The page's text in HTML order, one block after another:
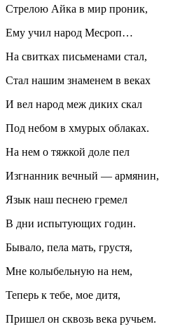
Стрелою Айка в мир проник,
Ему учил народ Месроп…
На свитках письменами стал,
Стал нашим знаменем в веках
И вел народ меж диких скал
Под небом в хмурых облаках.
На нем о тяжкой доле пел
Изгнанник вечный — армянин,
Язык наш песнею гремел
В дни испытующих годин.
Бывало, пела мать, грустя,
Мне колыбельную на нем,
Теперь к тебе, мое дитя,
Пришел он сквозь века ручьем.